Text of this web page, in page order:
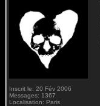
Inscrit le: 20 Fév 2006
Messages: 1367
Localisation: Paris